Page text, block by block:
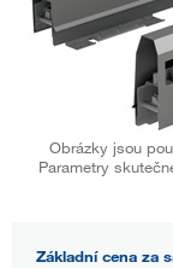
Obrázky jsou
Parametry
Základní cena za